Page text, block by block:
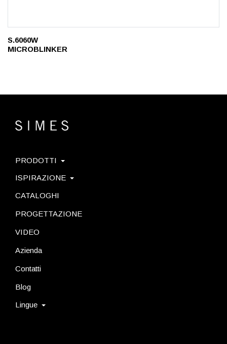
S.6060W
MICROBLINKER
PRODOTTI
ISPIRAZIONE
CATALOGHI
PROGETTAZIONE
VIDEO
Azienda
Contatti
Blog
Lingue